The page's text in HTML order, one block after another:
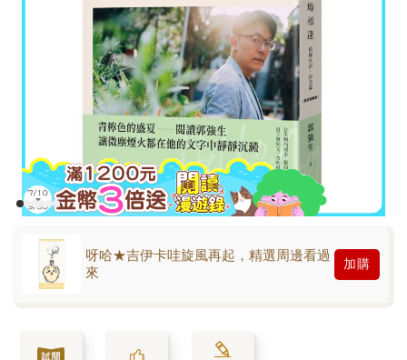
呀哈★吉伊卡哇旋風再起，精選周邊看過
來
加購